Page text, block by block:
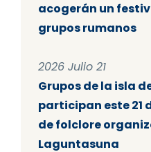
acogerán un
grupos rumanos
2026 Julio 21
Grupos de la isla
participan este 21
de folclore
Laguntasuna